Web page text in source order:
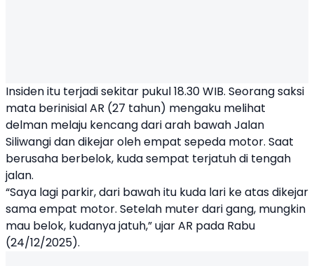
Insiden itu terjadi sekitar pukul 18.30 WIB. Seorang saksi
mata berinisial AR (27 tahun) mengaku melihat
delman melaju kencang dari arah bawah Jalan
Siliwangi dan dikejar oleh empat sepeda motor. Saat
berusaha berbelok, kuda sempat terjatuh di tengah
jalan.
“Saya lagi parkir, dari bawah itu kuda lari ke atas dikejar
sama empat motor. Setelah muter dari gang, mungkin
mau belok, kudanya jatuh,” ujar AR pada Rabu
(24/12/2025).